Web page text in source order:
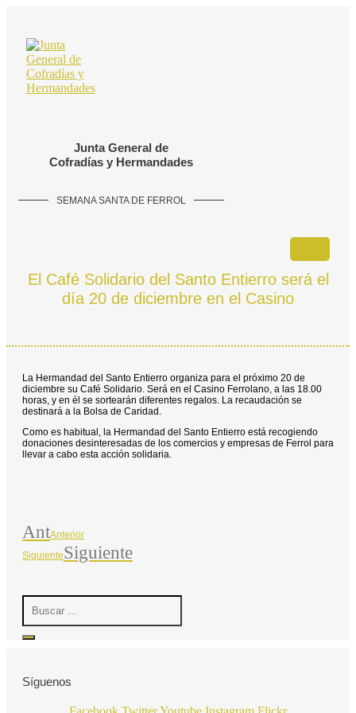
contenido
Junta General de
Cofradías y Hermandades
SEMANA SANTA DE FERROL
El Café Solidario del Santo Entierro será el
día 20 de diciembre en el Casino
La Hermandad del Santo Entierro organiza para el próximo 20 de
diciembre su Café Solidario. Será en el Casino Ferrolano, a las 18.00
horas, y en él se sortearán diferentes regalos. La recaudación se
destinará a la Bolsa de Caridad.
Como es habitual, la Hermandad del Santo Entierro está recogiendo
donaciones desinteresadas de los comercios y empresas de Ferrol para
llevar a cabo esta acción solidaria.
AntAnterior
SiguienteSiguiente
Search
Síguenos